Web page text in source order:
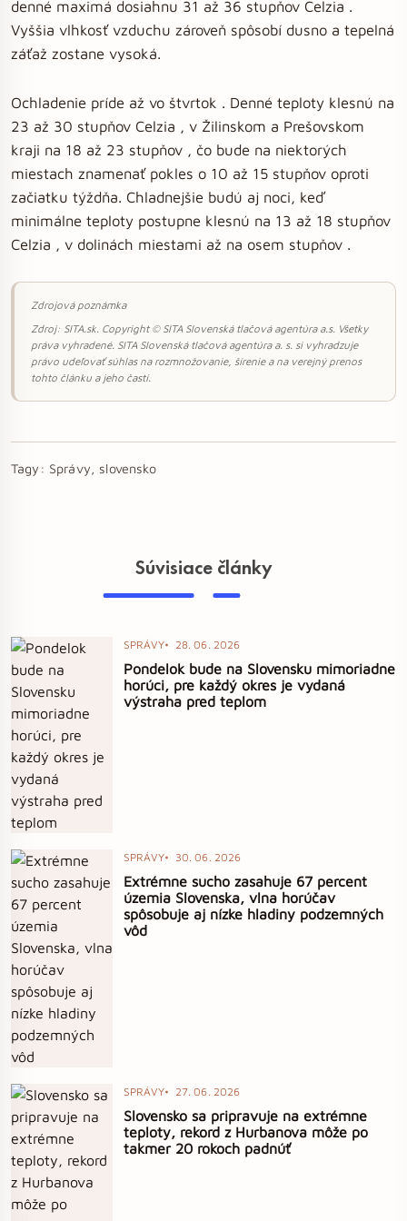
denné maximá dosiahnu 31 až 36 stupňov Celzia .
Vyššia vlhkosť vzduchu zároveň spôsobí dusno a tepelná
záťaž zostane vysoká.
Ochladenie príde až vo štvrtok . Denné teploty klesnú na
23 až 30 stupňov Celzia , v Žilinskom a Prešovskom
kraji na 18 až 23 stupňov , čo bude na niektorých
miestach znamenať pokles o 10 až 15 stupňov oproti
začiatku týždňa. Chladnejšie budú aj noci, keď
minimálne teploty postupne klesnú na 13 až 18 stupňov
Celzia , v dolinách miestami až na osem stupňov .
Zdrojová poznámka
Zdroj: SITA.sk. Copyright © SITA Slovenská tlačová agentúra a.s. Všetky
práva vyhradené. SITA Slovenská tlačová agentúra a. s. si vyhradzuje
právo udeľovať súhlas na rozmnožovanie, šírenie a na verejný prenos
tohto článku a jeho častí.
Tagy: Správy, slovensko
Súvisiace články
SPRÁVY 28. 06. 2026
Pondelok bude na Slovensku mimoriadne
horúci, pre každý okres je vydaná
výstraha pred teplom
SPRÁVY 30. 06. 2026
Extrémne sucho zasahuje 67 percent
územia Slovenska, vlna horúčav
spôsobuje aj nízke hladiny podzemných
vôd
SPRÁVY 27. 06. 2026
Slovensko sa pripravuje na extrémne
teploty, rekord z Hurbanova môže po
takmer 20 rokoch padnúť